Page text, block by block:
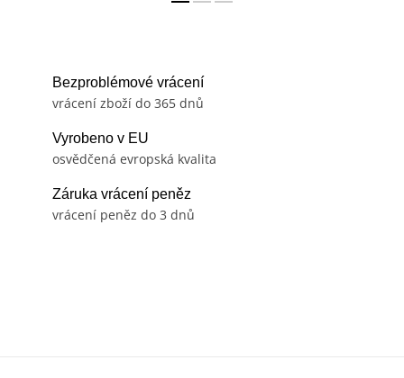
Bezproblémové vrácení
vrácení zboží do 365 dnů
Vyrobeno v EU
osvědčená evropská kvalita
Záruka vrácení peněz
vrácení peněz do 3 dnů